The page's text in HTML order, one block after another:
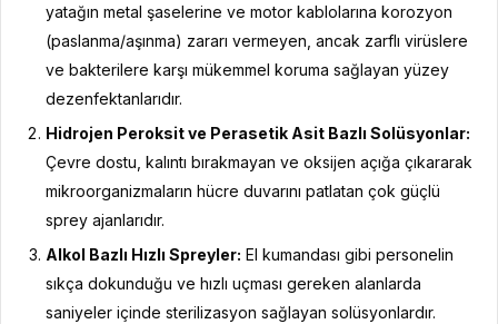
yatağın metal şaselerine ve motor kablolarına korozyon
(paslanma/aşınma) zararı vermeyen, ancak zarflı virüslere
ve bakterilere karşı mükemmel koruma sağlayan yüzey
dezenfektanlarıdır.
Hidrojen Peroksit ve Perasetik Asit Bazlı Solüsyonlar:
Çevre dostu, kalıntı bırakmayan ve oksijen açığa çıkararak
mikroorganizmaların hücre duvarını patlatan çok güçlü
sprey ajanlarıdır.
Alkol Bazlı Hızlı Spreyler: El kumandası gibi personelin
sıkça dokunduğu ve hızlı uçması gereken alanlarda
saniyeler içinde sterilizasyon sağlayan solüsyonlardır.